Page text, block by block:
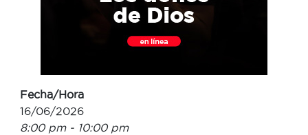
Fecha/Hora
16/06/2026
8:00 pm - 10:00 pm